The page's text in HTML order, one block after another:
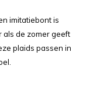
imitatiebont is
als de zomer geeft
plaids passen in